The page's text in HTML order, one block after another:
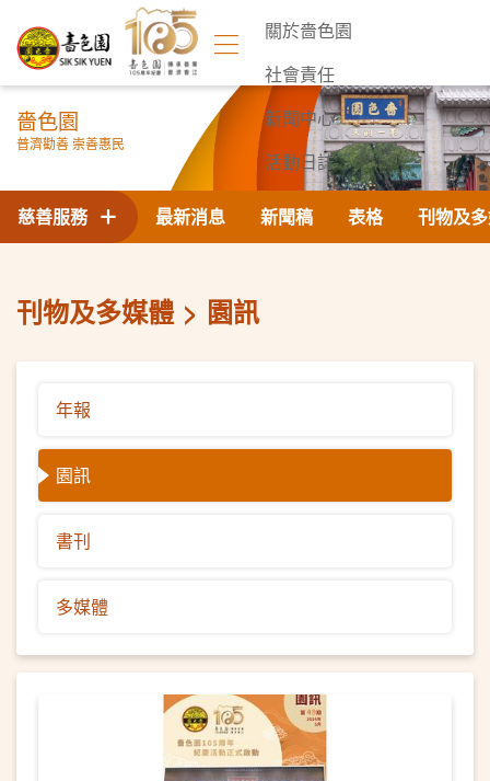
關於嗇色園
社會責任
新聞中心
活動日誌
聯絡我們
嗇色園
普濟勸善 崇善惠民
最新消息 新聞稿 表格 刊物及
慈善服務
刊物及多媒體 園訊
年報
園訊
書刊
多媒體